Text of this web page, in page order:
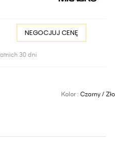
NEGOCJUJ CENĘ
30 dni
Kolor :Czarny /